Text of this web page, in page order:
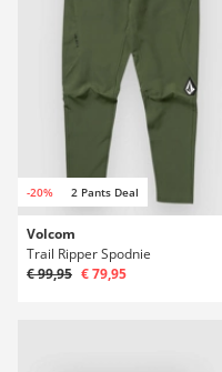
-20% 2 Pants Deal
Volcom
Trail Ripper Spodnie
€ 99,95 € 79,95